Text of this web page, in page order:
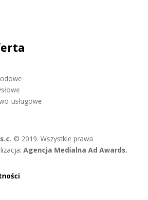
usługowe
© 2019. Wszystkie prawa
Agencja Medialna Ad Awards.